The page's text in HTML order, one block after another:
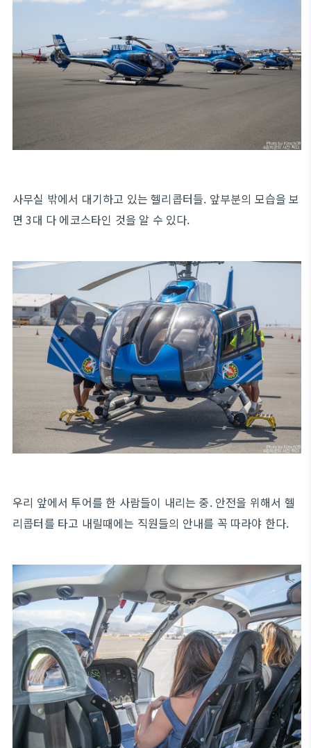
사무실 밖에서 대기하고 있는 헬리콥터들. 앞부분의 모습을 보
면 3대 다 에코스타인 것을 알 수 있다.
우리 앞에서 투어를 한 사람들이 내리는 중. 안전을 위해서 헬
리콥터를 타고 내릴때에는 직원들의 안내를 꼭 따라야 한다.